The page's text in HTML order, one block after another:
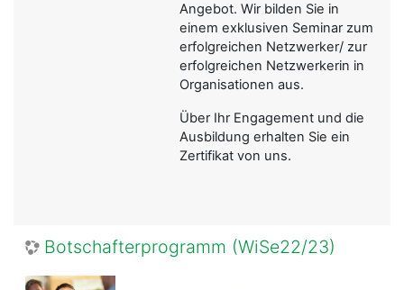
Angebot. Wir bilden Sie in
einem exklusiven Seminar zum
erfolgreichen Netzwerker/ zur
erfolgreichen Netzwerkerin in
Organisationen aus.
Über Ihr Engagement und die
Ausbildung erhalten Sie ein
Zertifikat von uns.
Botschafterprogramm (WiSe22/23)